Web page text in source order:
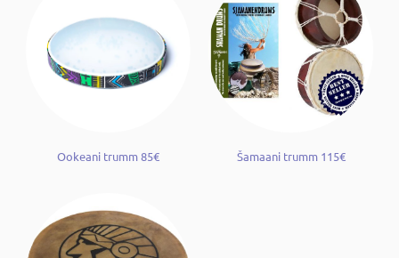
Ookeani trumm 85€ Šamaani trumm 115€